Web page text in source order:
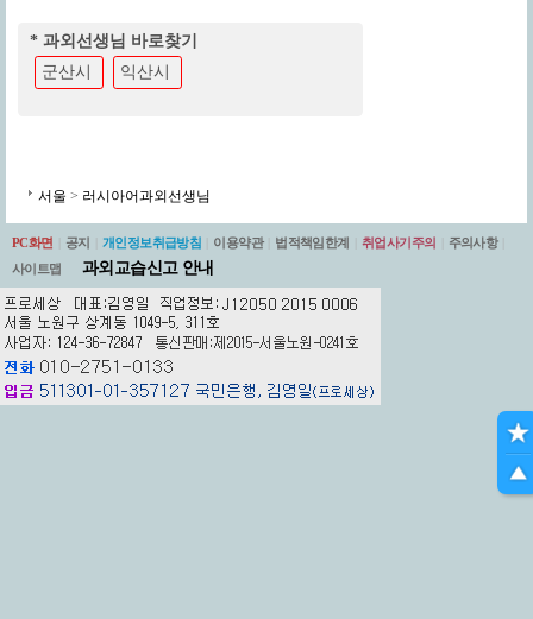
* 과외선생님 바로찾기
군산시
익산시
서울 > 러시아어과외선생님
PC화면 공지 개인정보취급방침 이용약관 법적책임한계 취업사기주의 주의사항
사이트맵
과외교습신고 안내